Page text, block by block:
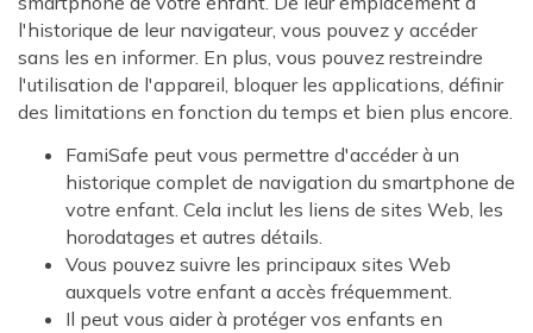
l'historique de leur navigateur, vous pouvez y accéder
sans les en informer. En plus, vous pouvez restreindre
l'utilisation de l'appareil, bloquer les applications, définir
des limitations en fonction du temps et bien plus encore.
FamiSafe peut vous permettre d'accéder à un
historique complet de navigation du smartphone de
votre enfant. Cela inclut les liens de sites Web, les
horodatages et autres détails.
Vous pouvez suivre les principaux sites Web
auxquels votre enfant a accès fréquemment.
Il peut vous aider à protéger vos enfants en